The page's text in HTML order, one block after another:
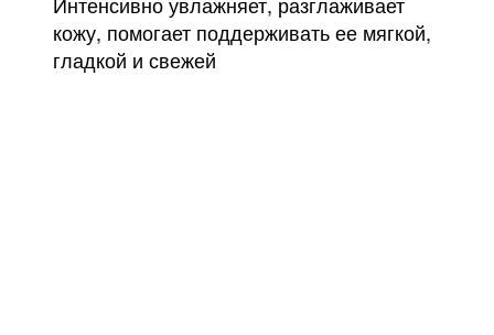
кожу, помогает поддерживать ее мягкой,
гладкой и свежей